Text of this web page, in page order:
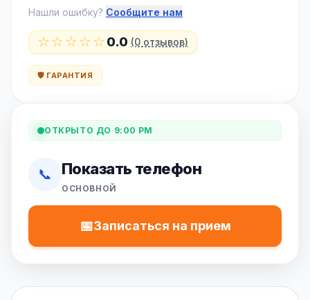
Нашли ошибку? Сообщите нам
☆☆☆☆☆0.0 (0 отзывов)
🛡️ ГАРАНТИЯ
ОТКРЫТО ДО 9:00 PM
📞 Показать телефон
ОСНОВНОЙ
📅Записаться на прием